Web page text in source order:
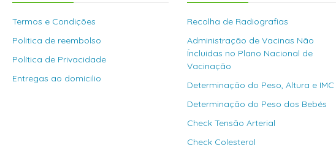
Termos e Condições
Politica de reembolso
Política de Privacidade
Entregas ao domícilio
Recolha de Radiografias
Administração de Vacinas Não
Íncluidas no Plano Nacional de
Vacinação
Determinação do Peso, Altura e IMC
Determinação do Peso dos Bebés
Check Tensão Arterial
Check Colesterol